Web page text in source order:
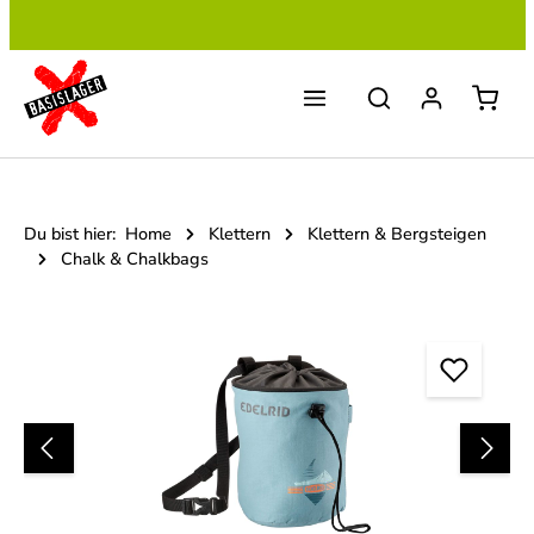
Du bist hier: Home Klettern
Klettern & Bergsteigen
Chalk & Chalkbags